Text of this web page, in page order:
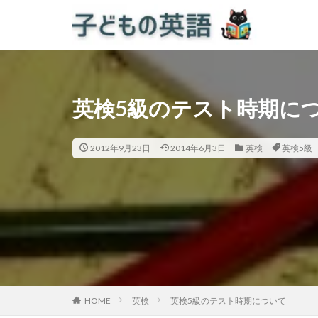
英検5級のテスト時期に
2012年9月23日 2014年6月3日 英検 英検5級
HOME 英検 英検5級のテスト時期について